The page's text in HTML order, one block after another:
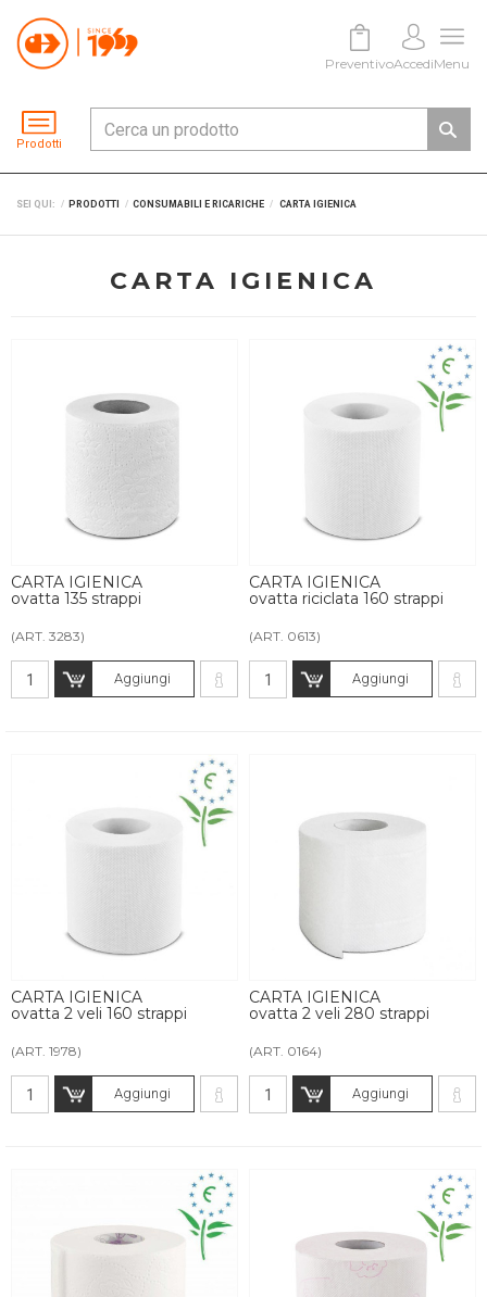
Prodotti
PreventivoAccediMenu
SEI QUI: PRODOTTI CONSUMABILI E RICARICHE CARTA IGIENICA
CARTA IGIENICA
CARTA IGIENICA
ovatta 135 strappi
(ART. 3283)
Aggiungi
CARTA IGIENICA
ovatta riciclata 160 strappi
(ART. 0613)
Aggiungi
CARTA IGIENICA
ovatta 2 veli 160 strappi
(ART. 1978)
Aggiungi
CARTA IGIENICA
ovatta 2 veli 280 strappi
(ART. 0164)
Aggiungi